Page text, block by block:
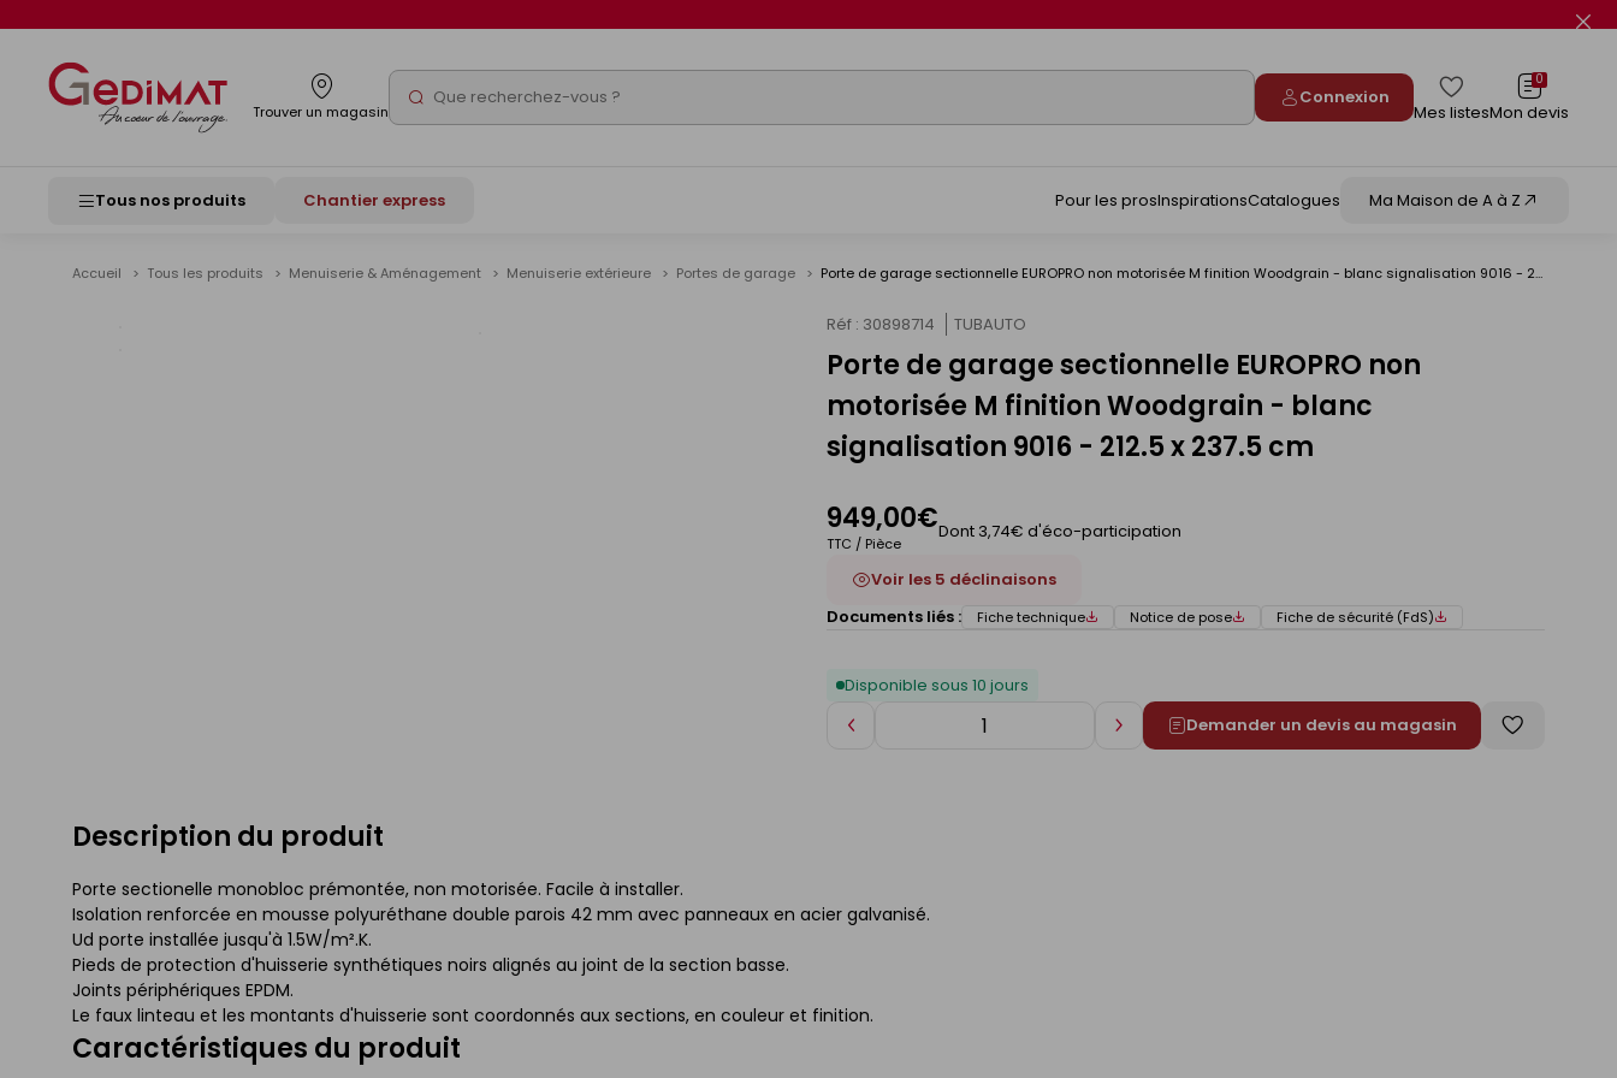
Trouver un magasin Rechercher Connexion
Mes listes
0
Mon devis
Tous nos produits Chantier express Pour les prosInspirationsCatalogues Ma Maison de A à Z
Accueil Tous les produits Menuiserie & Aménagement Menuiserie extérieure Portes de garage Porte de garage sectionnelle EUROPRO non motorisée M finition Woodgrain - blanc signalisation 9016 - 212.5 x 237.5 cm
Réf : 30898714 TUBAUTO
Porte de garage sectionnelle EUROPRO non
motorisée M finition Woodgrain - blanc
signalisation 9016 - 212.5 x 237.5 cm
949,00€
TTC / Pièce
Dont 3,74€ d'éco-participation
Voir les 5 déclinaisons
Documents liés :
Fiche technique Notice de pose Fiche de sécurité (FdS)
Disponible sous 10 jours
Diminuer AugmenterDemander un devis au magasin
Enregistrer
Description du produit
Porte sectionelle monobloc prémontée, non motorisée. Facile à installer.
Isolation renforcée en mousse polyuréthane double parois 42 mm avec panneaux en acier galvanisé.
Ud porte installée jusqu'à 1.5W/m².K.
Pieds de protection d'huisserie synthétiques noirs alignés au joint de la section basse.
Joints périphériques EPDM.
Le faux linteau et les montants d'huisserie sont coordonnés aux sections, en couleur et finition.
Caractéristiques du produit